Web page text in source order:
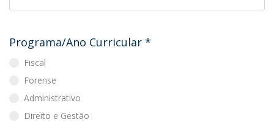
Programa/Ano Curricular *
Fiscal
Forense
Administrativo
Direito e Gestão